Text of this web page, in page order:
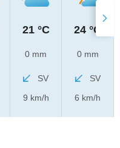
21 °C
0 mm
SV
9 km/h
24 °C
0 mm
SV
6 km/h